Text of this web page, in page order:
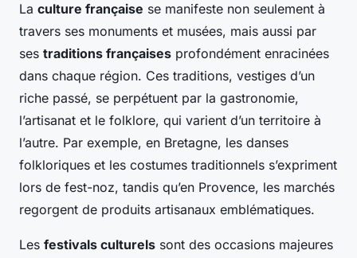
La culture française se manifeste non seulement à
travers ses monuments et musées, mais aussi par
ses traditions françaises profondément enracinées
dans chaque région. Ces traditions, vestiges d’un
riche passé, se perpétuent par la gastronomie,
l’artisanat et le folklore, qui varient d’un territoire à
l’autre. Par exemple, en Bretagne, les danses
folkloriques et les costumes traditionnels s’expriment
lors de fest-noz, tandis qu’en Provence, les marchés
regorgent de produits artisanaux emblématiques.
Les festivals culturels sont des occasions majeures